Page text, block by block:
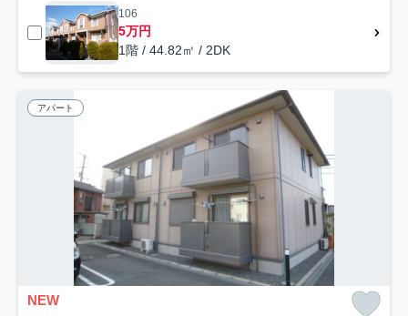
106
5万円
1階 / 44.82㎡ / 2DK
アパート
NEW